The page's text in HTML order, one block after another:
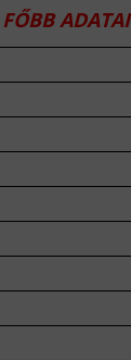
ADATAI